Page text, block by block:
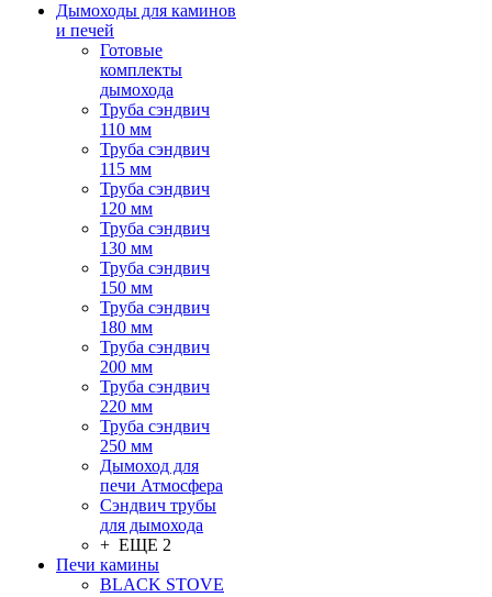
Дымоходы для каминов
и печей
Готовые
комплекты
дымохода
Труба сэндвич
110 мм
Труба сэндвич
115 мм
Труба сэндвич
120 мм
Труба сэндвич
130 мм
Труба сэндвич
150 мм
Труба сэндвич
180 мм
Труба сэндвич
200 мм
Труба сэндвич
220 мм
Труба сэндвич
250 мм
Дымоход для
печи Атмосфера
Сэндвич трубы
для дымохода
+ ЕЩЕ 2
Печи камины
BLACK STOVE